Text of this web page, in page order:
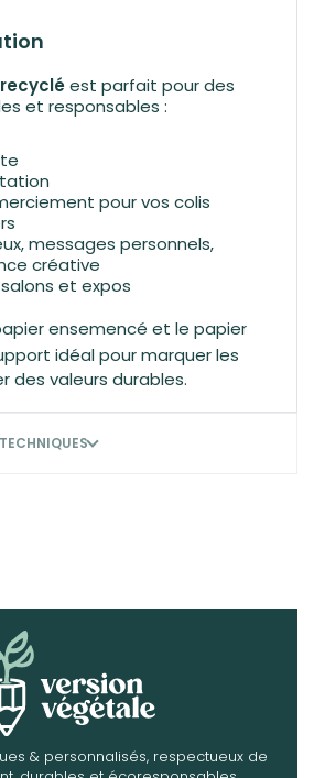
est parfait pour des
et responsables :
pour vos colis
messages personnels,
créative
et expos
ensemencé et le papier
idéal pour marquer les
des valeurs durables.
& personnalisés, respectueux de